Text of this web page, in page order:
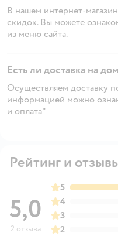
В нашем интернет-
скидок. Вы можете
из меню сайта.
Есть ли доставка на
Осуществляем доставку
информацией можно
и оплата"
Рейтинг и
5,0
2 отзыва
5
4
3
2